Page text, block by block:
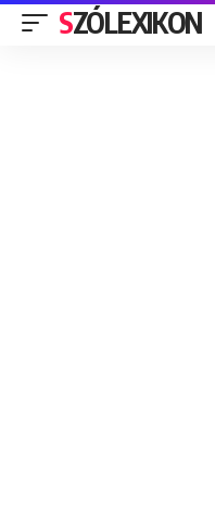
SZÓLEXIKON